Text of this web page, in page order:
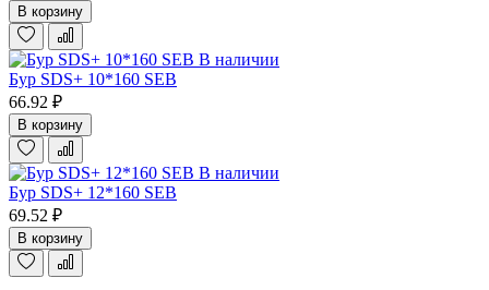
В корзину
В наличии
Бур SDS+ 10*160 SEB
66.92 ₽
В корзину
В наличии
Бур SDS+ 12*160 SEB
69.52 ₽
В корзину